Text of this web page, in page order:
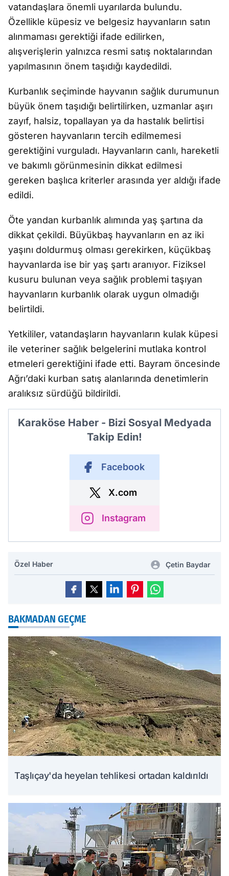
vatandaşlara önemli uyarılarda bulundu.
Özellikle küpesiz ve belgesiz hayvanların satın
alınmaması gerektiği ifade edilirken,
alışverişlerin yalnızca resmi satış noktalarından
yapılmasının önem taşıdığı kaydedildi.
Kurbanlık seçiminde hayvanın sağlık durumunun
büyük önem taşıdığı belirtilirken, uzmanlar aşırı
zayıf, halsiz, topallayan ya da hastalık belirtisi
gösteren hayvanların tercih edilmemesi
gerektiğini vurguladı. Hayvanların canlı, hareketli
ve bakımlı görünmesinin dikkat edilmesi
gereken başlıca kriterler arasında yer aldığı ifade
edildi.
Öte yandan kurbanlık alımında yaş şartına da
dikkat çekildi. Büyükbaş hayvanların en az iki
yaşını doldurmuş olması gerekirken, küçükbaş
hayvanlarda ise bir yaş şartı aranıyor. Fiziksel
kusuru bulunan veya sağlık problemi taşıyan
hayvanların kurbanlık olarak uygun olmadığı
belirtildi.
Yetkililer, vatandaşların hayvanların kulak küpesi
ile veteriner sağlık belgelerini mutlaka kontrol
etmeleri gerektiğini ifade etti. Bayram öncesinde
Ağrı’daki kurban satış alanlarında denetimlerin
aralıksız sürdüğü bildirildi.
Karaköse Haber - Bizi Sosyal Medyada
Takip Edin!
Facebook
X.com
Instagram
Özel Haber Çetin Baydar
BAKMADAN GEÇME
Taşlıçay'da heyelan tehlikesi ortadan kaldırıldı